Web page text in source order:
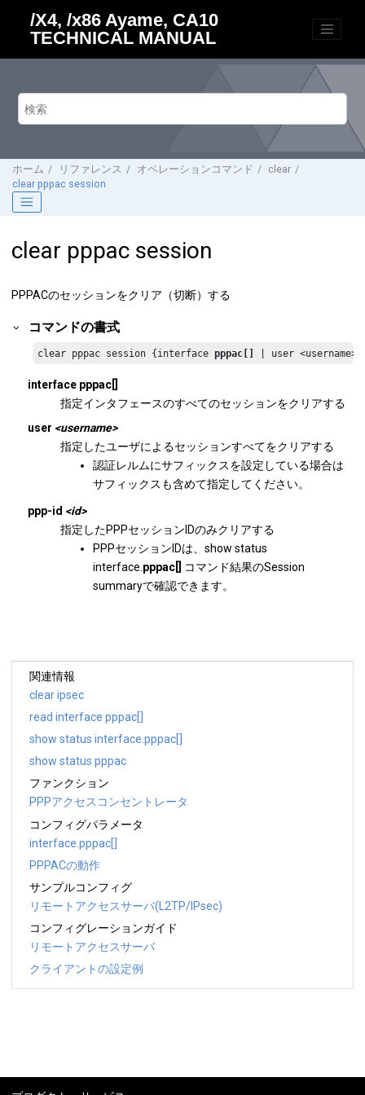
/X4, /x86 Ayame, CA10
TECHNICAL MANUAL
ホーム リファレンス オペレーションコマンド
clear
clear pppac session
clear pppac session
PPPACのセッションをクリア（切断）する
コマンドの書式
clear pppac session {interface pppac[] | user
interface pppac[]
指定インタフェースのすべてのセッションをクリアする
user <username>
指定したユーザによるセッションすべてをクリアする
認証レルムにサフィックスを設定している場合は
サフィックスも含めて指定してください。
ppp-id <id>
指定したPPPセッションIDのみクリアする
PPPセッションIDは、show status
interface. pppac[]
コマンド結果のSession
summaryで確認できます。
関連情報
clear ipsec
read interface pppac[]
show status interface.pppac[]
show status pppac
ファンクション
PPPアクセスコンセントレータ
コンフィグパラメータ
interface.pppac[]
PPPACの動作
サンプルコンフィグ
リモートアクセスサーバ(L2TP/IPsec)
コンフィグレーションガイド
リモートアクセスサーバ
クライアントの設定例